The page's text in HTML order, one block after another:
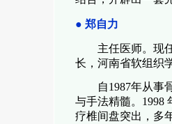
● 郑自力
主任医师。现
长，河南省软组织
自1987年从事
与手法精髓。 1998
疗椎间盘突出，多